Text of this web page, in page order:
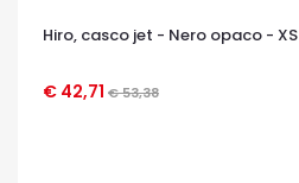
Hiro, casco jet - Nero opaco - XS
€ 42,71 € 53,38
OCCHIATA VELOCE